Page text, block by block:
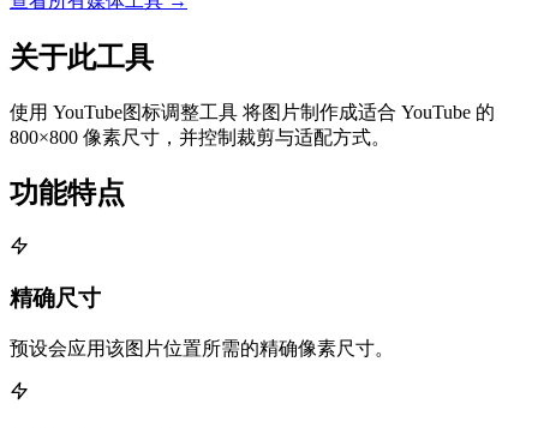
关于此工具
使用 YouTube图标调整工具 将图片制作成适合 YouTube 的
800×800 像素尺寸，并控制裁剪与适配方式。
功能特点
精确尺寸
预设会应用该图片位置所需的精确像素尺寸。